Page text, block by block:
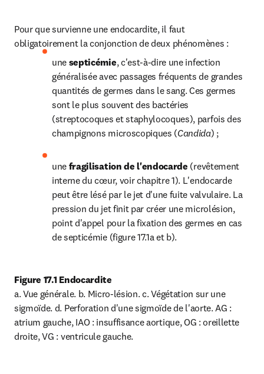
Pour que survienne une endocardite, il faut
obligatoirement la conjonction de deux phénomènes :
une septicémie, c'est-à-dire une infection
généralisée avec passages fréquents de grandes
quantités de germes dans le sang. Ces germes
sont le plus souvent des bactéries
(streptocoques et staphylocoques), parfois des
champignons microscopiques (Candida) ;
une fragilisation de l'endocarde (revêtement
interne du cœur, voir chapitre 1). L'endocarde
peut être lésé par le jet d'une fuite valvulaire. La
pression du jet finit par créer une microlésion,
point d'appel pour la fixation des germes en cas
de septicémie (figure 17.1a et b).
Figure 17.1 Endocardite
a. Vue générale. b. Micro-lésion. c. Végétation sur une
sigmoïde. d. Perforation d'une sigmoïde de l'aorte. AG :
atrium gauche, IAO : insuffisance aortique, OG : oreillette
droite, VG : ventricule gauche.